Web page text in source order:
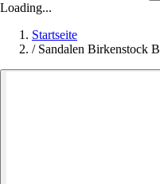
Loading...
Startseite
/ Sandalen Birkenstock